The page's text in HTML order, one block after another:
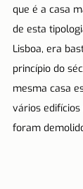
que é a casa
de esta
Lisboa, era
princípio do
mesma casa
vários
foram